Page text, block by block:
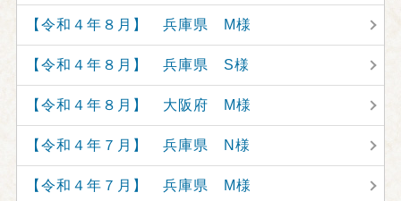
【令和４年８月】 兵庫県 M様
【令和４年８月】 兵庫県 S様
【令和４年８月】 大阪府 M様
【令和４年７月】 兵庫県 N様
【令和４年７月】 兵庫県 M様